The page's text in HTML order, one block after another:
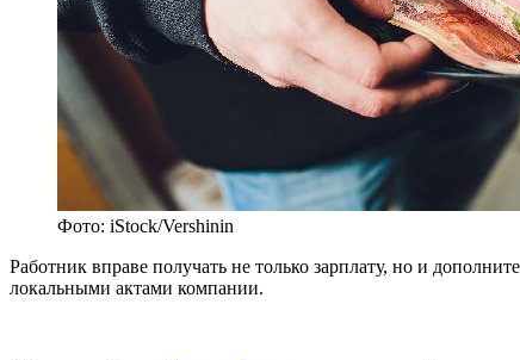
Фото: iStock/Vershinin
Работник вправе получать не только зарплату, но и
локальными актами компании.